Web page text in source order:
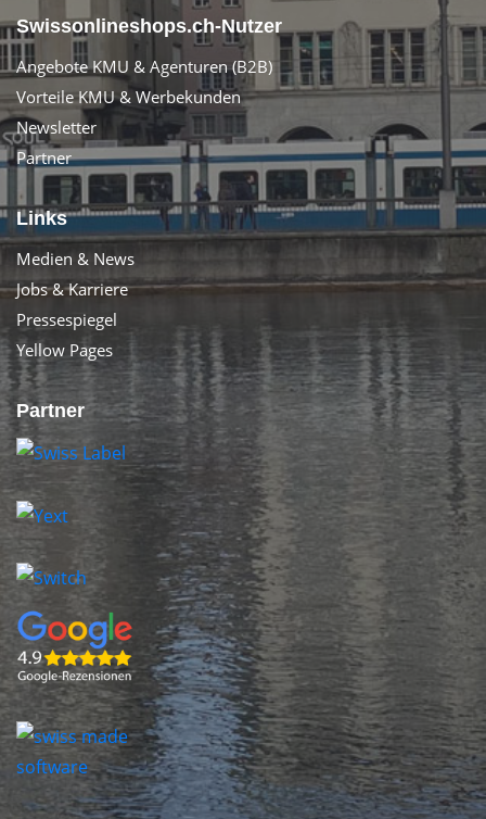
Swissonlineshops.ch-Nutzer
Angebote KMU & Agenturen (B2B)
Vorteile KMU & Werbekunden
Newsletter
Partner
Links
Medien & News
Jobs & Karriere
Pressespiegel
Yellow Pages
Partner